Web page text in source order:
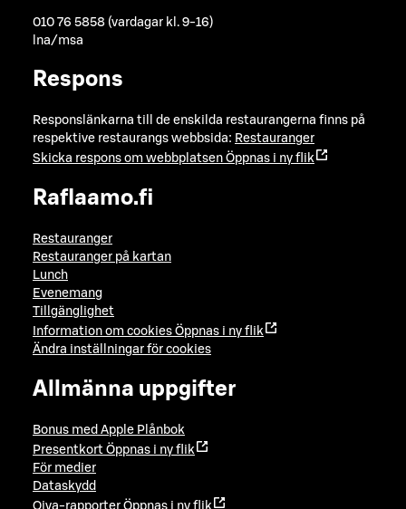
010 76 5858 (vardagar kl. 9-16)
lna/msa
Respons
Responslänkarna till de enskilda restaurangerna finns på
respektive restaurangs webbsida: Restauranger
Skicka respons om webbplatsen Öppnas i ny flik
Raflaamo.fi
Restauranger
Restauranger på kartan
Lunch
Evenemang
Tillgänglighet
Information om cookies Öppnas i ny flik
Ändra inställningar för cookies
Allmänna uppgifter
Bonus med Apple Plånbok
Presentkort Öppnas i ny flik
För medier
Dataskydd
Oiva-rapporter Öppnas i ny flik